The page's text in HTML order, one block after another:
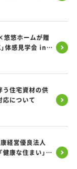
フェス
悠悠ホームが贈
」体感見学会 in
う住宅資材の供
応について
康経営優良法人
健康な住まい」を
健康から～